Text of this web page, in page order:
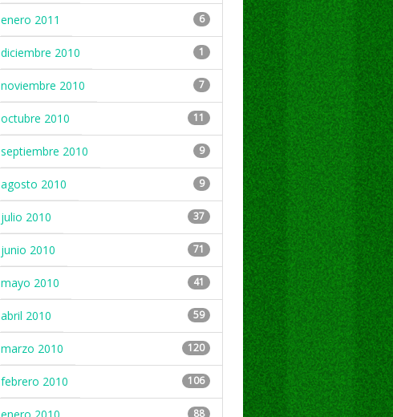
enero 2011 6
diciembre 2010 1
noviembre 2010 7
octubre 2010 11
septiembre 2010 9
agosto 2010 9
julio 2010 37
junio 2010 71
mayo 2010 41
abril 2010 59
marzo 2010 120
febrero 2010 106
88